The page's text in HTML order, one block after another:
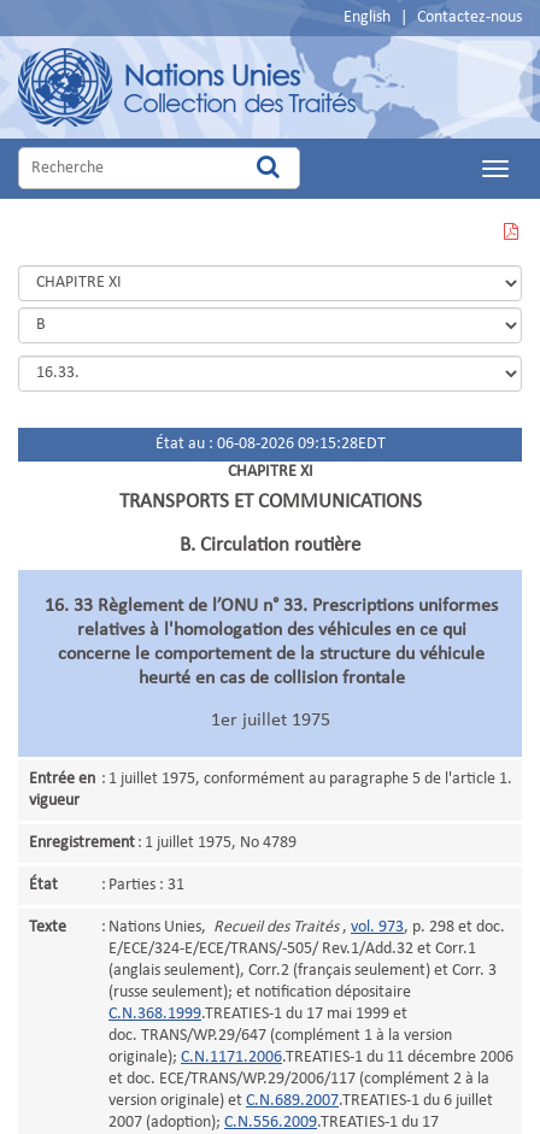
English Contactez-nous
Main
CETTE
PAGE
EN
PDF
État au : 06-08-2026 09:15:28EDT
CHAPITRE XI
TRANSPORTS ET COMMUNICATIONS
B. Circulation routière
16. 33 Règlement de l’ONU n° 33. Prescriptions uniformes
relatives à l'homologation des véhicules en ce qui
concerne le comportement de la structure du véhicule
heurté en cas de collision frontale
1er juillet 1975
Entrée en
vigueur
: 1 juillet 1975, conformément au paragraphe 5 de l'article 1.
Enregistrement : 1 juillet 1975, No 4789
État : Parties : 31
Texte : Nations Unies, Recueil des Traités, vol. 973, p. 298 et doc.
E/ECE/324-E/ECE/TRANS/-505/ Rev.1/Add.32 et Corr.1
(anglais seulement), Corr.2 (français seulement) et Corr. 3
(russe seulement); et notification dépositaire
C.N.368.1999.TREATIES-1 du 17 mai 1999 et
doc. TRANS/WP.29/647 (complément 1 à la version
originale); C.N.1171.2006.TREATIES-1 du 11 décembre 2006
et doc. ECE/TRANS/WP.29/2006/117 (complément 2 à la
version originale) et C.N.689.2007.TREATIES-1 du 6 juillet
2007 (adoption); C.N.556.2009.TREATIES-1 du 17